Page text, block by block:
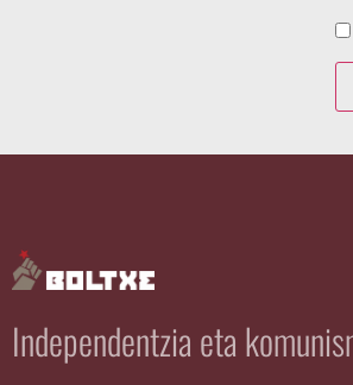
Independentzia eta